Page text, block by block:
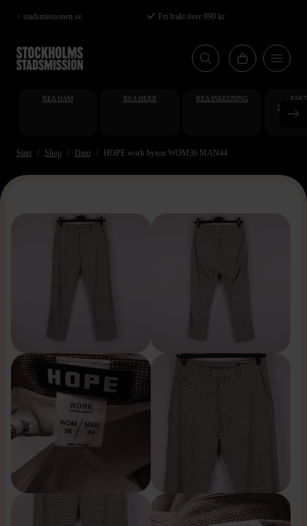
Hoppa
till
huvudinnehåll
< stadsmissionen.se Fri frakt över 990 kr
REA DAM REA HERR REA INREDNING
Start Shop Dam HOPE work byxor WOM36 MAN44